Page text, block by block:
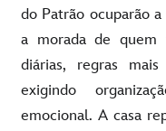
do Patrão ocuparão a
a morada de quem
diárias, regras
exigindo
emocional. A casa